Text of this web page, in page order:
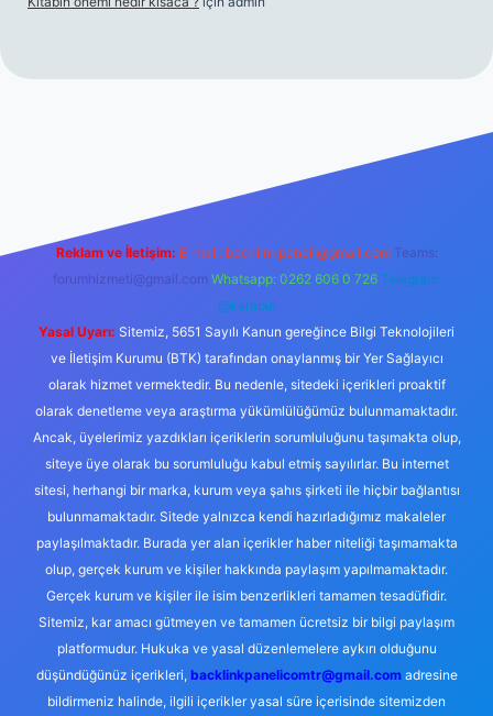
Reklam ve İletişim: E-mail: backlinkpaneli@gmail.com Teams:
forumhizmeti@gmail.com Whatsapp: 0262 606 0 726 Telegram:
@karabul
Yasal Uyarı: Sitemiz, 5651 Sayılı Kanun gereğince Bilgi Teknolojileri
ve İletişim Kurumu (BTK) tarafından onaylanmış bir Yer Sağlayıcı
olarak hizmet vermektedir. Bu nedenle, sitedeki içerikleri proaktif
olarak denetleme veya araştırma yükümlülüğümüz bulunmamaktadır.
Ancak, üyelerimiz yazdıkları içeriklerin sorumluluğunu taşımakta olup,
siteye üye olarak bu sorumluluğu kabul etmiş sayılırlar. Bu internet
sitesi, herhangi bir marka, kurum veya şahıs şirketi ile hiçbir bağlantısı
bulunmamaktadır. Sitede yalnızca kendi hazırladığımız makaleler
paylaşılmaktadır. Burada yer alan içerikler haber niteliği taşımamakta
olup, gerçek kurum ve kişiler hakkında paylaşım yapılmamaktadır.
Gerçek kurum ve kişiler ile isim benzerlikleri tamamen tesadüfidir.
Sitemiz, kar amacı gütmeyen ve tamamen ücretsiz bir bilgi paylaşım
platformudur. Hukuka ve yasal düzenlemelere aykırı olduğunu
düşündüğünüz içerikleri, backlinkpanelicomtr@gmail.comadresine
bildirmeniz halinde, ilgili içerikler yasal süre içerisinde sitemizden